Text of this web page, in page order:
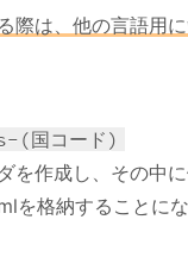
際は、他の言語用
国コード)
を作成し、その中
を格納することにな